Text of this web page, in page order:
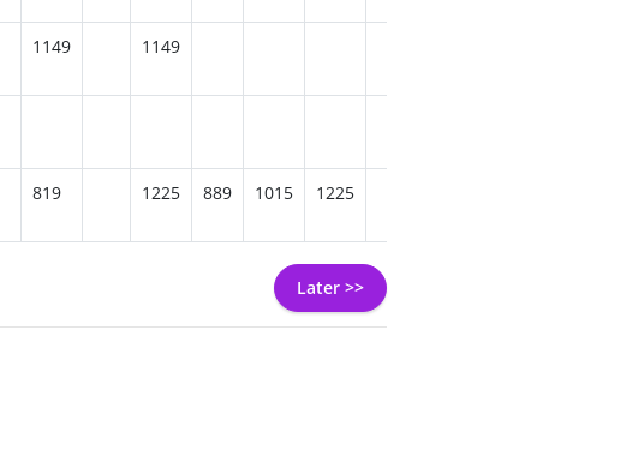
1149 1149
819 1225 889 1015 1225
Later >>